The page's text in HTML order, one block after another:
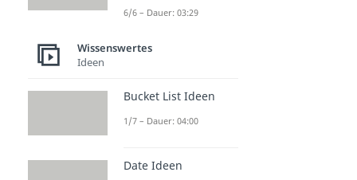
6/6 – Dauer: 03:29
Wissenswertes
Ideen
Bucket List Ideen
1/7 – Dauer: 04:00
Date Ideen